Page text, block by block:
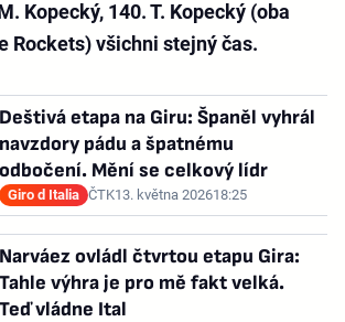
Kopecký, 140. T. Kopecký (oba
Rockets) všichni stejný čas.
Deštivá etapa na Giru: Španěl vyhrál
navzdory pádu a špatnému
odbočení. Mění se celkový lídr
Giro d Italia ČTK13. května 202618:25
Narváez ovládl čtvrtou etapu Gira:
Tahle výhra je pro mě fakt velká.
Teď vládne Ital